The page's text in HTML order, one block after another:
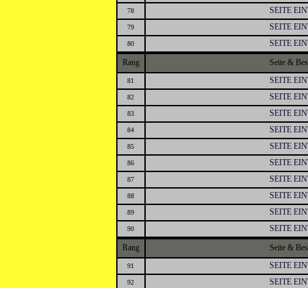
78 SEITE
79 SEITE
80
SEITE
Rang
Seite &
81 SEITE
82 SEITE
83 SEITE
84 SEITE
85 SEITE
86 SEITE
87 SEITE
88 SEITE
89 SEITE
90
SEITE
Rang
Seite &
91 SEITE
92 SEITE